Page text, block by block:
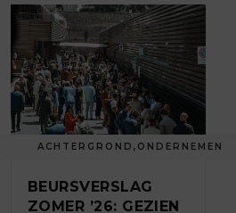
ACHTERGROND , ONDERNEMEN
BEURSVERSLAG
ZOMER ’26: GEZIEN